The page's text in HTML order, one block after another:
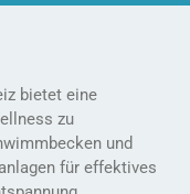
bietet eine
zu
und
für effektives